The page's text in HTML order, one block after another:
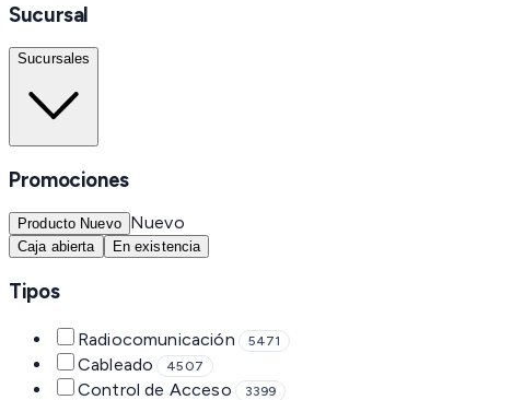
Sucursal
Sucursales
Promociones
Producto Nuevo Nuevo
Caja abierta En existencia
Tipos
Radiocomunicación 5471
Cableado 4507
Control de Acceso 3399